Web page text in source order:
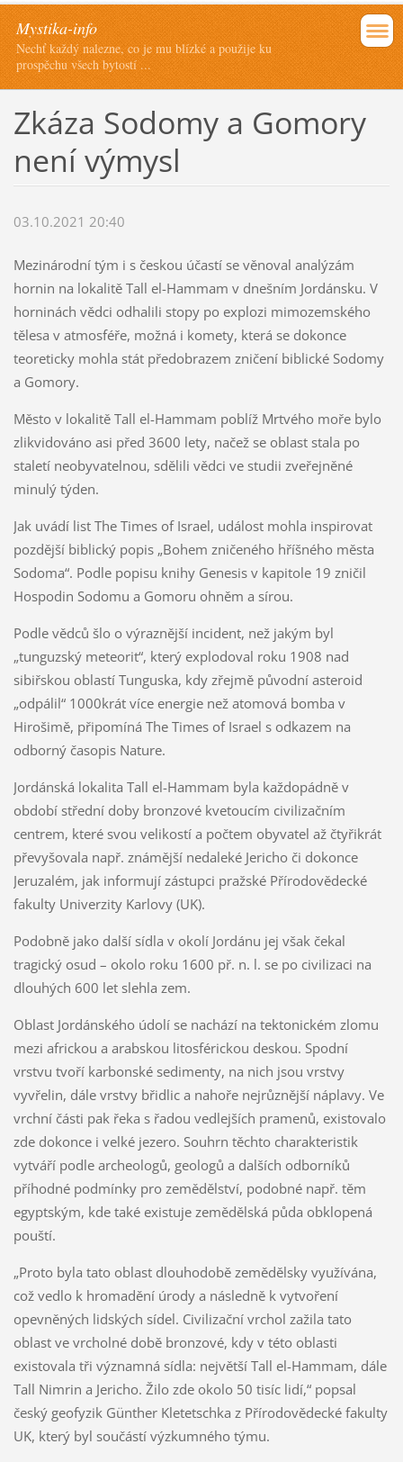
Mystika-info
Nechť každý nalezne, co je mu blízké a použije ku
prospěchu všech bytostí ...
Zkáza Sodomy a Gomory
není výmysl
03.10.2021 20:40
Mezinárodní tým i s českou účastí se věnoval analýzám
hornin na lokalitě Tall el-Hammam v dnešním Jordánsku. V
horninách vědci odhalili stopy po explozi mimozemského
tělesa v atmosféře, možná i komety, která se dokonce
teoreticky mohla stát předobrazem zničení biblické Sodomy
a Gomory.
Město v lokalitě Tall el-Hammam poblíž Mrtvého moře bylo
zlikvidováno asi před 3600 lety, načež se oblast stala po
staletí neobyvatelnou, sdělili vědci ve studii zveřejněné
minulý týden.
Jak uvádí list The Times of Israel, událost mohla inspirovat
pozdější biblický popis „Bohem zničeného hříšného města
Sodoma“. Podle popisu knihy Genesis v kapitole 19 zničil
Hospodin Sodomu a Gomoru ohněm a sírou.
Podle vědců šlo o výraznější incident, než jakým byl
„tunguzský meteorit“, který explodoval roku 1908 nad
sibiřskou oblastí Tunguska, kdy zřejmě původní asteroid
„odpálil“ 1000krát více energie než atomová bomba v
Hirošimě, připomíná The Times of Israel s odkazem na
odborný časopis Nature.
Jordánská lokalita Tall el-Hammam byla každopádně v
období střední doby bronzové kvetoucím civilizačním
centrem, které svou velikostí a počtem obyvatel až čtyřikrát
převyšovala např. známější nedaleké Jericho či dokonce
Jeruzalém, jak informují zástupci pražské Přírodovědecké
fakulty Univerzity Karlovy (UK).
Podobně jako další sídla v okolí Jordánu jej však čekal
tragický osud – okolo roku 1600 př. n. l. se po civilizaci na
dlouhých 600 let slehla zem.
Oblast Jordánského údolí se nachází na tektonickém zlomu
mezi africkou a arabskou litosférickou deskou. Spodní
vrstvu tvoří karbonské sedimenty, na nich jsou vrstvy
vyvřelin, dále vrstvy břidlic a nahoře nejrůznější náplavy. Ve
vrchní části pak řeka s řadou vedlejších pramenů, existovalo
zde dokonce i velké jezero. Souhrn těchto charakteristik
vytváří podle archeologů, geologů a dalších odborníků
příhodné podmínky pro zemědělství, podobné např. těm
egyptským, kde také existuje zemědělská půda obklopená
pouští.
„Proto byla tato oblast dlouhodobě zemědělsky využívána,
což vedlo k hromadění úrody a následně k vytvoření
opevněných lidských sídel. Civilizační vrchol zažila tato
oblast ve vrcholné době bronzové, kdy v této oblasti
existovala tři významná sídla: největší Tall el-Hammam, dále
Tall Nimrin a Jericho. Žilo zde okolo 50 tisíc lidí,“ popsal
český geofyzik Günther Kletetschka z Přírodovědecké fakulty
UK, který byl součástí výzkumného týmu.